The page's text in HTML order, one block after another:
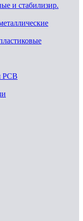
и стабилизир.
PCB